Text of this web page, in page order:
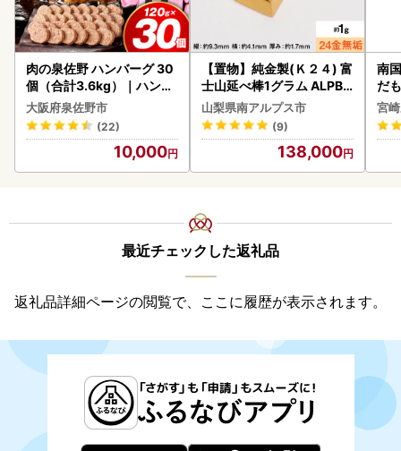
肉の泉佐野 ハンバーグ 30
個（合計3.6kg）｜ハンバ
ーグ 訳あり 黒毛和牛×なに
わポーク
大阪府泉佐野市
(22)
10,000
【置物】純金製(Ｋ２４) 富
士山延べ棒1グラム ALPBK
180
山梨県南アルプス市
(9)
138,000
南
だ
ス
宮
最近チェックした返礼品
返礼品詳細ページの閲覧で、ここに履歴が表示されます。